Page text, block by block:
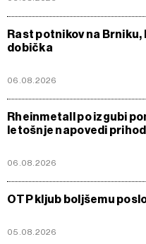
Rast potnikov na
dobička
06.08.2026
Rheinmetall po izgubi
letošnje napovedi
06.08.2026
OTP kljub boljšemu
05.08.2026